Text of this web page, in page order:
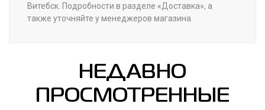
Витебск. Подробности в разделе «Доставка», а
также уточняйте у менеджеров магазина.
НЕДАВНО
ПРОСМОТРЕННЫЕ